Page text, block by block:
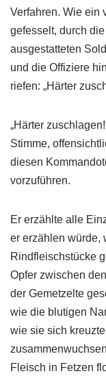
Verfahren. Wie ein
gefesselt, durch
ausgestatteten
und die Offiziere
riefen: „Härter
„Härter
Stimme,
diesen
vorzuführen.
Er erzählte alle
er erzählen würde,
Rindfleischstücke
Opfer zwischen
der Gemetzelte
wie die blutigen
wie sie sich
Fleisch in Fetzen